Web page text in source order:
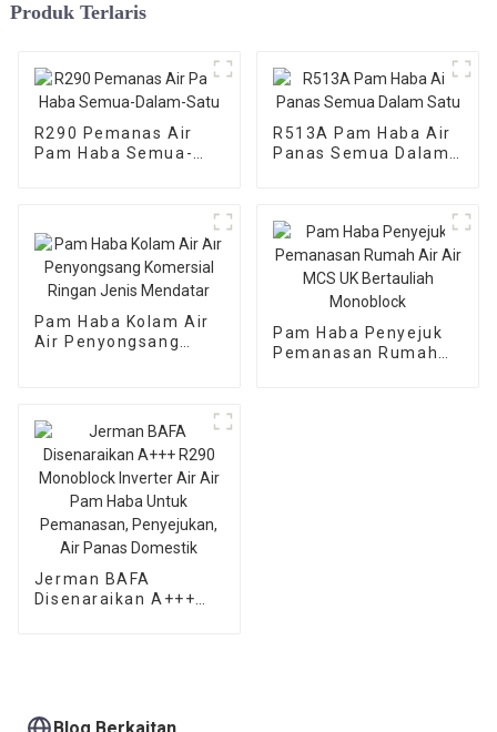
Produk Terlaris
R290 Pemanas Air
Pam Haba Semua-
R513A Pam Haba Air
Panas Semua Dalam
Pam Haba Kolam Air
Air Penyongsang
Pam Haba Penyejuk
Pemanasan Rumah
Jerman BAFA
Disenaraikan A+++
Panas Domestik